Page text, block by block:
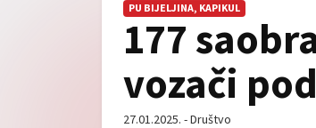
PU BIJELJINA, KAPIKUL
177
vozači
27.01.2025. - Društvo